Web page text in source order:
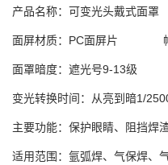
产品名称：可变光头戴式面
面屏材质：PC面屏片 帽
面罩暗度：遮光号9-13级
变光转换时间：从亮到暗
主要功能：保护眼睛、阻挡
适用范围：氩弧焊、气保焊、